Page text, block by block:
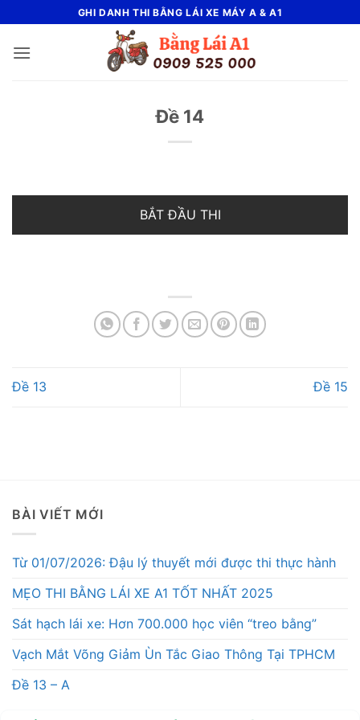
qua
nội
GHI DANH THI BẰNG LÁI XE MÁY A & A1
Đề 14
BẮT ĐẦU THI
Đề 13 Đề 15
BÀI VIẾT MỚI
Từ 01/07/2026: Đậu lý thuyết mới được thi thực hành
MẸO THI BẰNG LÁI XE A1 TỐT NHẤT 2025
Sát hạch lái xe: Hơn 700.000 học viên “treo bằng”
Vạch Mắt Võng Giảm Ùn Tắc Giao Thông Tại TPHCM
Đề 13 – A